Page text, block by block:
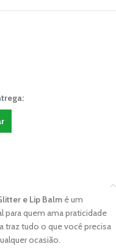
e Lip Balm é um
para quem ama praticidade
traz tudo o que você precisa
ocasião.